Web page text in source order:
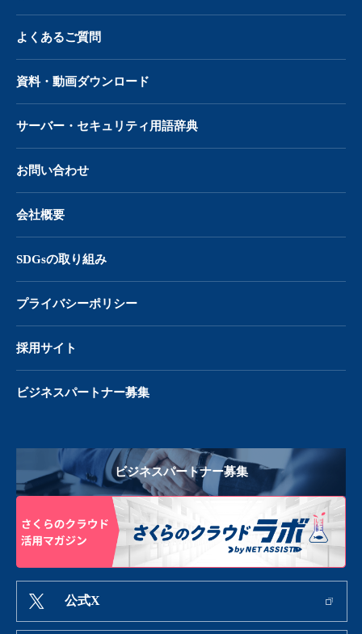
よくあるご質問
資料・動画ダウンロード
サーバー・ セキュリティ用語辞典
お問い合わせ
会社概要
SDGsの取り組み
プライバシーポリシー
採用サイト
ビジネスパートナー募集
ビジネスパートナー募集
公式X